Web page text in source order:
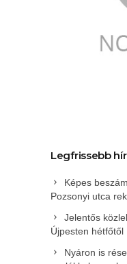
Legfrissebb
Képes
Pozsonyi utca
Jelentős
Újpesten hétfőtől
Nyáron is